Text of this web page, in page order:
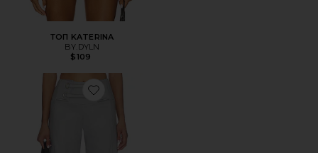
ТОП KATERINA
BY.DYLN
$109
Favorite БРЮКИ EMMETT